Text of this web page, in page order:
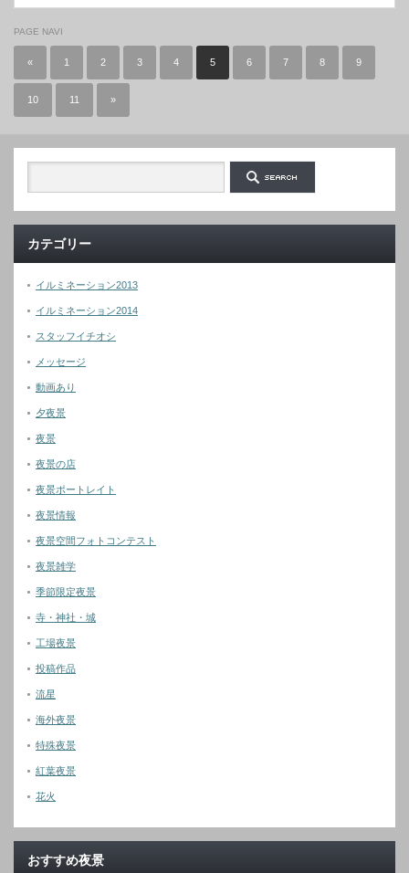
PAGE NAVI
« 1 2 3 4 5 6 7 8 9
10 11 »
カテゴリー
イルミネーション2013
イルミネーション2014
スタッフイチオシ
メッセージ
動画あり
夕夜景
夜景
夜景の店
夜景ポートレイト
夜景情報
夜景空間フォトコンテスト
夜景雑学
季節限定夜景
寺・神社・城
工場夜景
投稿作品
流星
海外夜景
特殊夜景
紅葉夜景
花火
おすすめ夜景